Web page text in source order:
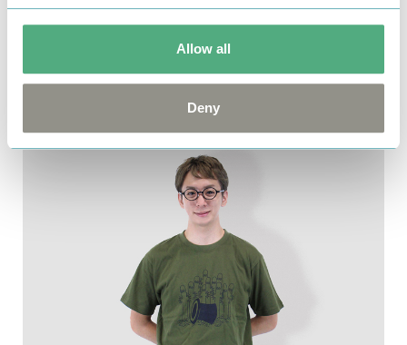
Allow all
Deny
味も抑えたシンプルな物に仕上がっています。